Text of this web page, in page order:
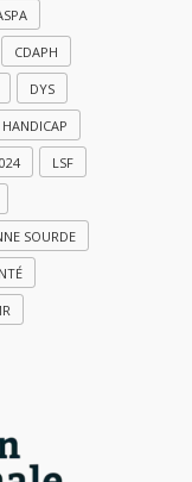
CDAPH
DYS
HANDICAP
LSF
SOURDE